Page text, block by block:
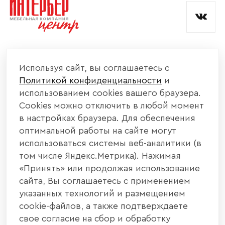
КАТАЛОГ МЕБЕЛИ
ИНФОРМАЦИЯ
НАШИ КОНТАКТЫ
+7 800 700 20 58
440004, г. Пенза, ул. Рябова, д. 31
Используя сайт, вы соглашаетесь с
Политикой конфиденциальности и
использованием cookies вашего браузера.
Cookies можно отключить в любой момент
в настройках браузера. Для обеспечения
оптимальной работы на сайте могут
использоваться системы веб-аналитики (в
том числе Яндекс.Метрика). Нажимая
«Принять» или продолжая использование
сайта, Вы соглашаетесь с применением
указанных технологий и размещением
cookie-файлов, а также подтверждаете
свое согласие на сбор и обработку